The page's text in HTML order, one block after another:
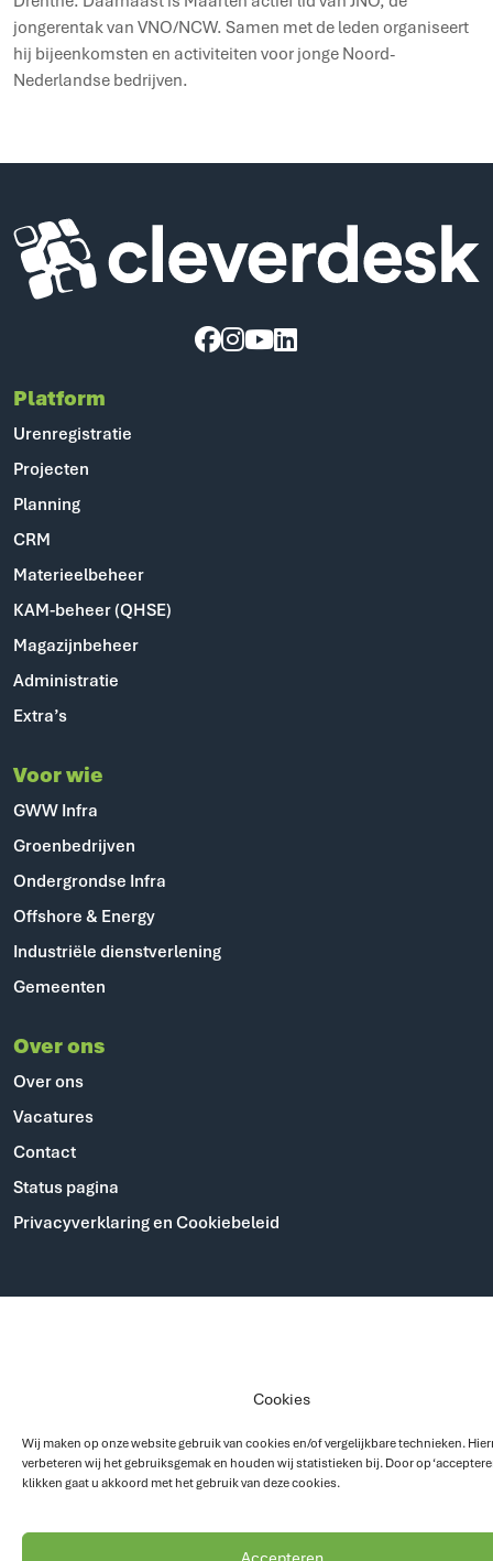
Cookies
Wij maken op onze website gebruik van cookies en/of vergelijkbare technieken.
verbeteren wij het gebruiksgemak en houden wij statistieken bij. Door op
klikken gaat u akkoord met het gebruik van deze cookies.
Accepteren
jongerentak van VNO/NCW. Samen met de leden organiseert
hij bijeenkomsten en activiteiten voor jonge Noord-
Nederlandse bedrijven.
Cleverdesk ERP Software voor mens en materieel
Platform
Urenregistratie
Projecten
Planning
CRM
Materieelbeheer
KAM-beheer (QHSE)
Magazijnbeheer
Administratie
Extra’s
Voor wie
GWW Infra
Groenbedrijven
Ondergrondse Infra
Offshore & Energy
Industriële dienstverlening
Gemeenten
Over ons
Over ons
Vacatures
Contact
Status pagina
Privacyverklaring en Cookiebeleid